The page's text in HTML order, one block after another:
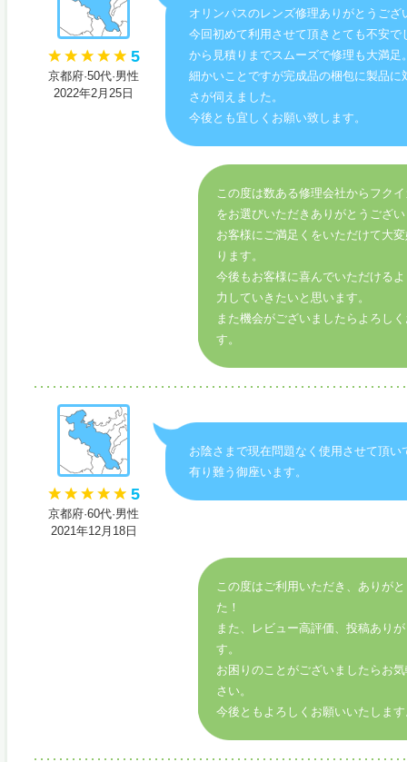
5
京都府·50代·男性
2022年2月25日
オリンパスのレンズ修理ありがとうござ
今回初めて利用させて頂きとても不安で
から見積りまでスムーズで修理も大満足
細かいことですが完成品の梱包に製品に
さが伺えました。
今後とも宜しくお願い致します。
この度は数ある修理会社からフク
をお選びいただきありがとうござ
お客様にご満足くをいただけて大
ります。
今後もお客様に喜んでいただける
力していきたいと思います。
また機会がございましたらよろし
す。
5
京都府·60代·男性
2021年12月18日
お陰さまで現在問題なく使用させて頂い
有り難う御座います。
この度はご利用いただき、ありが
た！
また、レビュー高評価、投稿あり
す。
お困りのことがございましたらお
さい。
今後ともよろしくお願いいたしま